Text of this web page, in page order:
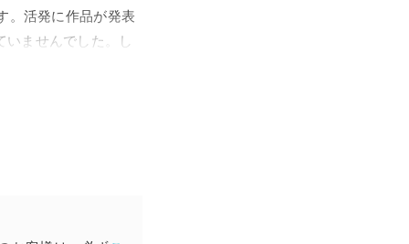
。活発に作品が発表
ませんでした。し
やデザイナーなど
されたことによっ
ない表現に挑戦し